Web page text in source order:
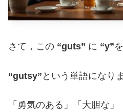
さて，この “guts” に “y”
“gutsy” という単語になり
「勇気のある」「大胆な」